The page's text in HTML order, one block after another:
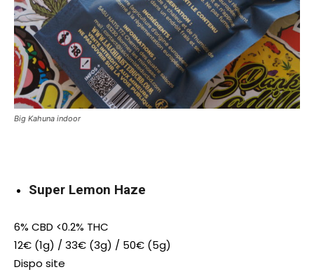
Big Kahuna indoor
Super Lemon Haze
6% CBD <0.2% THC
12€ (1g) / 33€ (3g) / 50€ (5g)
Dispo site